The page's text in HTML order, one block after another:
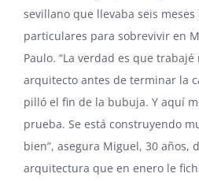
sevillano que llevaba seis meses
particulares para sobrevivir en
Paulo. “La verdad es que
arquitecto antes de terminar la
pilló el fin de la bubuja. Y aquí
prueba. Se está construyendo
bien”, asegura Miguel, 30 años,
arquitectura que en enero le